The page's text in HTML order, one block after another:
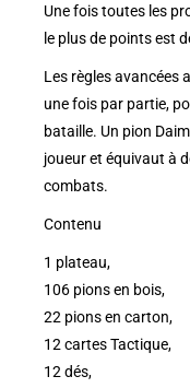
Une fois toutes les
le plus de points est
Les règles avancées
une fois par partie,
bataille. Un pion
joueur et équivaut à
combats.
Contenu
1 plateau,
106 pions en bois,
22 pions en carton,
12 cartes Tactique,
12 dés,